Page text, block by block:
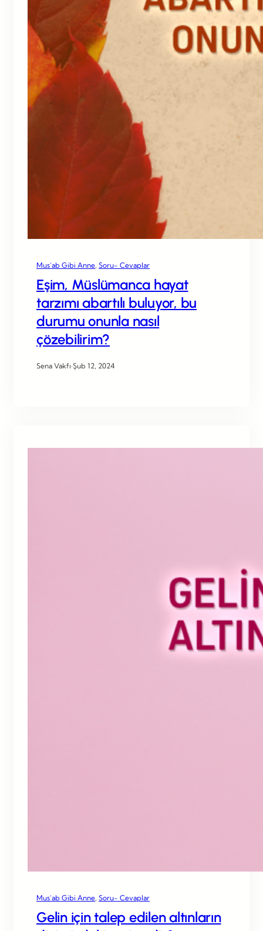
Mus’ab Gibi Anne Soru- Cevaplar
Eşim, Müslümanca hayat
tarzımı abartılı buluyor, bu
durumu onunla nasıl
çözebilirim?
Sena Vakfı·Şub 12, 2024
Mus’ab Gibi Anne Soru- Cevaplar
Gelin için talep edilen altınların